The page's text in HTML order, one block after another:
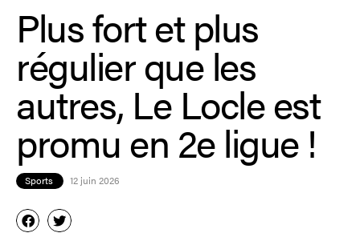
Plus fort et plus
régulier que les
autres, Le Locle est
promu en 2e ligue !
Sports 12 juin 2026